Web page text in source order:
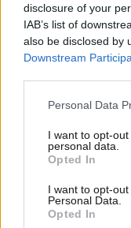
disclosure of your
IAB’s list of
also be disclosed by
Downstream
Please note that
not limited to your
grant or deny
use your data for
consent section.
Personal Data
I want to opt-
personal data.
Opted In
I want to opt-
Personal Data.
Opted In
Απαντήστε